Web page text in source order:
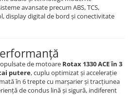
avansate precum ABS, TCS,
display digital de bord și conectivitate
de motoare Rotax 1330 ACE în 3
putere, cuplu optimizat și accelerație
în 6 trepte cu marșarier și tracțiunea
de condus lină și sigură, indiferent